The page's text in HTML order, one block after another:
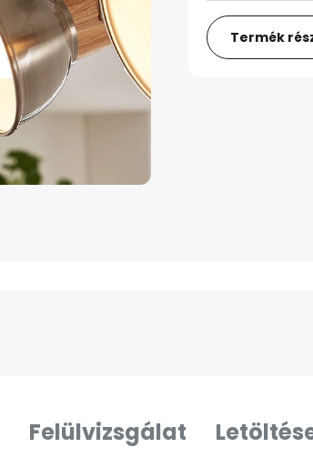
Termék
Felülvizsgálat